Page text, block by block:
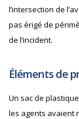
l’intersection de
pas érigé de
de l’incident.
Éléments de
Un sac de
les agents avaient